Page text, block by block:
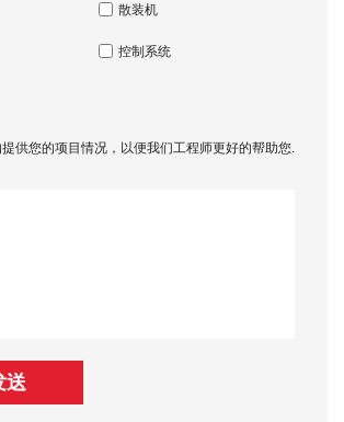
散装机
控制系统
供您的项目情况，以便我们工程师更好的帮助您.